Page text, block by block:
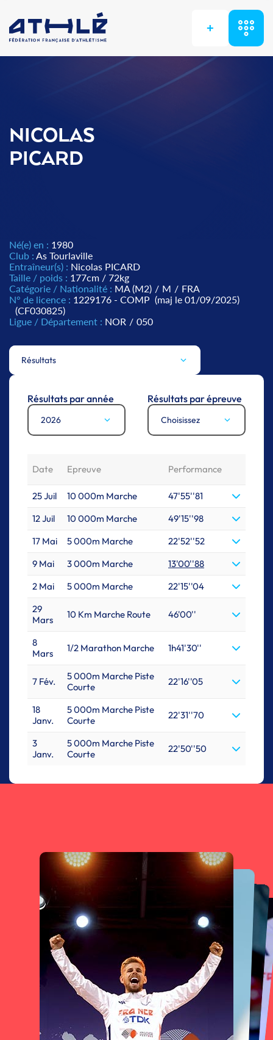
+
NICOLAS
PICARD
Né(e) en : 1980
Club : As Tourlaville
Entraîneur(s) : Nicolas PICARD
Taille / poids : 177cm / 72kg
Catégorie / Nationalité : MA (M2) / M / FRA
N° de licence : 1229176 - COMP (maj le 01/09/2025)
(CF030825)
Ligue / Département : NOR / 050
Résultats
Résultats par année
2026
Résultats par épreuve
Choisissez
Date Epreuve Performance
25 Juil 10 000m Marche
47'55''81
12 Juil
10 000m Marche
49'15''98
17 Mai
5 000m Marche
22'52''52
9 Mai
3 000m Marche
13'00''88
2 Mai
5 000m Marche
22'15''04
29
Mars
10 Km Marche Route 46'00''
8
Mars
1/2 Marathon Marche 1h41'30''
7 Fév.
5 000m Marche Piste
Courte
22'16''05
18
Janv.
5 000m Marche Piste
Courte
22'31''70
3
Janv.
5 000m Marche Piste
Courte
22'50''50